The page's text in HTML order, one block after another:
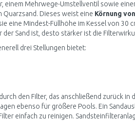
Mehrwege-Umstellventil sowie
Dieses weist eine Körnung
eine Mindest-Füllhöhe im Kessel von 30
Sand ist, desto stärker ist die
drei Stellungen bietet:
den Filter, das anschließend zurück in
ebenso für größere Pools. Ein
einfach zu reinigen.